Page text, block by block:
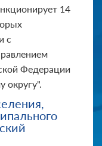
14
с
Федерации
округу".